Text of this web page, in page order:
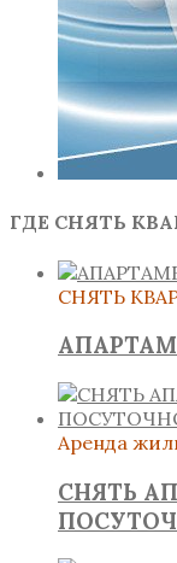
ГДЕ СНЯТЬ
СНЯТЬ
Аренда
СНЯТЬ